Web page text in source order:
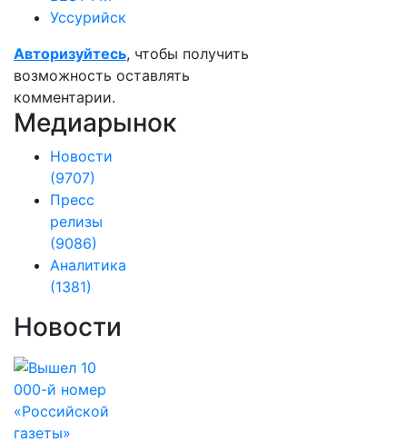
Уссурийск
Авторизуйтесь, чтобы получить
возможность оставлять
комментарии.
Медиарынок
Новости
(9707)
Пресс
релизы
(9086)
Аналитика
(1381)
Новости